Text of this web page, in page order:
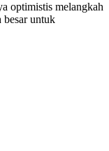
optimistis melangkah
besar untuk